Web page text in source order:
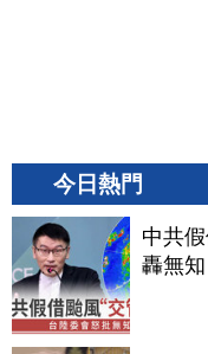
今日熱門
中共
轟無知